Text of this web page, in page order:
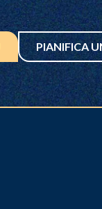
PIANIFICA